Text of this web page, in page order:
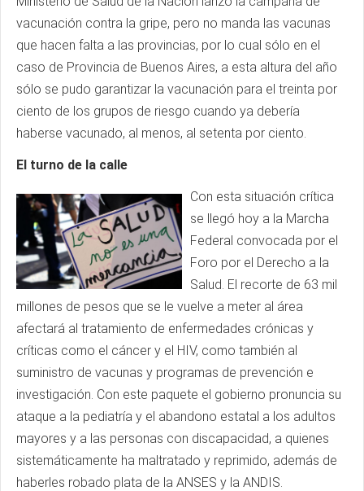
vacunación contra la gripe, pero no manda las vacunas
que hacen falta a las provincias, por lo cual sólo en el
caso de Provincia de Buenos Aires, a esta altura del año
sólo se pudo garantizar la vacunación para el treinta por
ciento de los grupos de riesgo cuando ya debería
haberse vacunado, al menos, al setenta por ciento.
El turno de la calle
Con esta situación crítica
se llegó hoy a la Marcha
Federal convocada por el
Foro por el Derecho a la
Salud. El recorte de 63 mil
millones de pesos que se le vuelve a meter al área
afectará al tratamiento de enfermedades crónicas y
críticas como el cáncer y el HIV, como también al
suministro de vacunas y programas de prevención e
investigación. Con este paquete el gobierno pronuncia su
ataque a la pediatría y el abandono estatal a los adultos
mayores y a las personas con discapacidad, a quienes
sistemáticamente ha maltratado y reprimido, además de
haberles robado plata de la ANSES y la ANDIS.